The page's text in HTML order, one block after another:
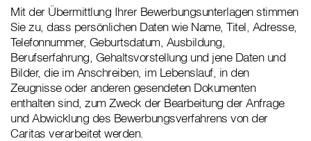
Mit der Übermittlung Ihrer Bewerbungsunterlagen stimmen
Sie zu, dass persönlichen Daten wie Name, Titel, Adresse,
Telefonnummer, Geburtsdatum, Ausbildung,
Berufserfahrung, Gehaltsvorstellung und jene Daten und
Bilder, die im Anschreiben, im Lebenslauf, in den
Zeugnisse oder anderen gesendeten Dokumenten
enthalten sind, zum Zweck der Bearbeitung der Anfrage
und Abwicklung des Bewerbungsverfahrens von der
Caritas verarbeitet werden.